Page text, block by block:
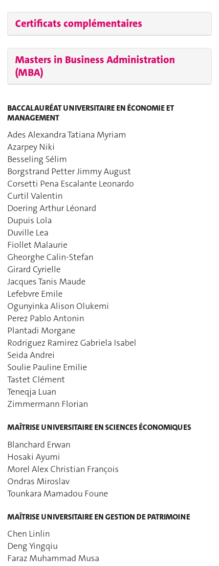
Certificats complémentaires
Masters in Business Administration
(MBA)
BACCALAURÉAT UNIVERSITAIRE EN ÉCONOMIE ET
MANAGEMENT
Ades Alexandra Tatiana Myriam
Azarpey Niki
Besseling Sélim
Borgstrand Petter Jimmy August
Corsetti Pena Escalante Leonardo
Curtil Valentin
Doering Arthur Léonard
Dupuis Lola
Duville Lea
Fiollet Malaurie
Gheorghe Calin-Stefan
Girard Cyrielle
Jacques Tanis Maude
Lefebvre Emile
Ogunyinka Alison Olukemi
Perez Pablo Antonin
Plantadi Morgane
Rodriguez Ramirez Gabriela Isabel
Seida Andrei
Soulie Pauline Emilie
Tastet Clément
Teneqja Luan
Zimmermann Florian
MAÎTRISE UNIVERSITAIRE EN SCIENCES ÉCONOMIQUES
Blanchard Erwan
Hosaki Ayumi
Morel Alex Christian François
Ondras Miroslav
Tounkara Mamadou Foune
MAÎTRISE UNIVERSITAIRE EN GESTION DE PATRIMOINE
Chen Linlin
Deng Yingqiu
Faraz Muhammad Musa